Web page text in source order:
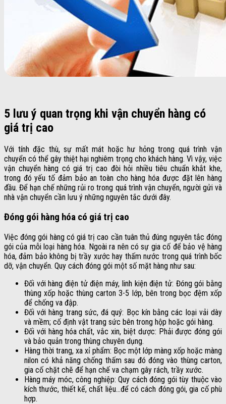
5 lưu ý quan trọng khi vận chuyển hàng có
giá trị cao
Với tính đặc thù, sự mất mát hoặc hư hỏng trong quá trình vận
chuyển có thể gây thiệt hại nghiêm trọng cho khách hàng. Vì vậy, việc
vận chuyển hàng có giá trị cao đòi hỏi nhiều tiêu chuẩn khắt khe,
trong đó yếu tố đảm bảo an toàn cho hàng hóa được đặt lên hàng
đầu. Để hạn chế những rủi ro trong quá trình vận chuyển, người gửi và
nhà vận chuyển cần lưu ý những nguyên tắc dưới đây.
Đóng gói hàng hóa có giá trị cao
Việc đóng gói hàng có giá trị cao cần tuân thủ đúng nguyên tắc đóng
gói của mỗi loại hàng hóa. Ngoài ra nên có sự gia cố để bảo vệ hàng
hóa, đảm bảo không bị trầy xước hay thấm nước trong quá trình bốc
dỡ, vận chuyển. Quy cách đóng gói một số mặt hàng như sau:
Đối với hàng điện tử điện máy, linh kiện điện tử: Đóng gói bằng
thùng xốp hoặc thùng carton 3-5 lớp, bên trong bọc đệm xốp
để chống va đập.
Đối với hàng trang sức, đá quý: Bọc kín bằng các loại vải dày
và mềm; cố định vật trang sức bên trong hộp hoặc gói hàng.
Đối với hàng hóa chất, vắc xin, biệt dược: Phải được đóng gói
và bảo quản trong thùng chuyên dụng.
Hàng thời trang, xa xỉ phẩm: Bọc một lớp màng xốp hoặc màng
nilon có khả năng chống thấm sau đó đóng vào thùng carton,
gia cố chặt chẽ để hạn chế va chạm gây rách, trầy xước.
Hàng máy móc, công nghiệp: Quy cách đóng gói tùy thuộc vào
kích thước, thiết kế, chất liệu…để có cách đóng gói, gia cố phù
hợp.